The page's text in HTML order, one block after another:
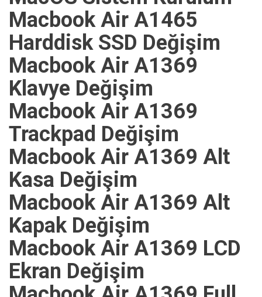
Macbook Air A1465
Harddisk SSD Değişim
Macbook Air A1369
Klavye Değişim
Macbook Air A1369
Trackpad Değişim
Macbook Air A1369 Alt
Kasa Değişim
Macbook Air A1369 Alt
Kapak Değişim
Macbook Air A1369 LCD
Ekran Değişim